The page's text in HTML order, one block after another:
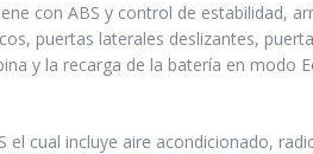
con ABS y control de estabilidad,
puertas laterales deslizantes,
y la recarga de la batería en modo
cual incluye aire acondicionado,